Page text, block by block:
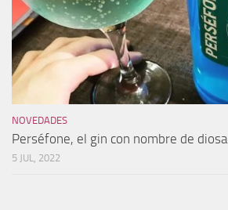
NOVEDADES
Perséfone, el gin con nombre de diosa
5 JUL, 2022